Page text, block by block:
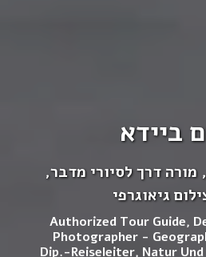
ביידא
דרך לסיורי מדבר,
גיאוגרפי
Authorized Tour Guide,
Photographer -
Dip.-Reiseleiter, Natur